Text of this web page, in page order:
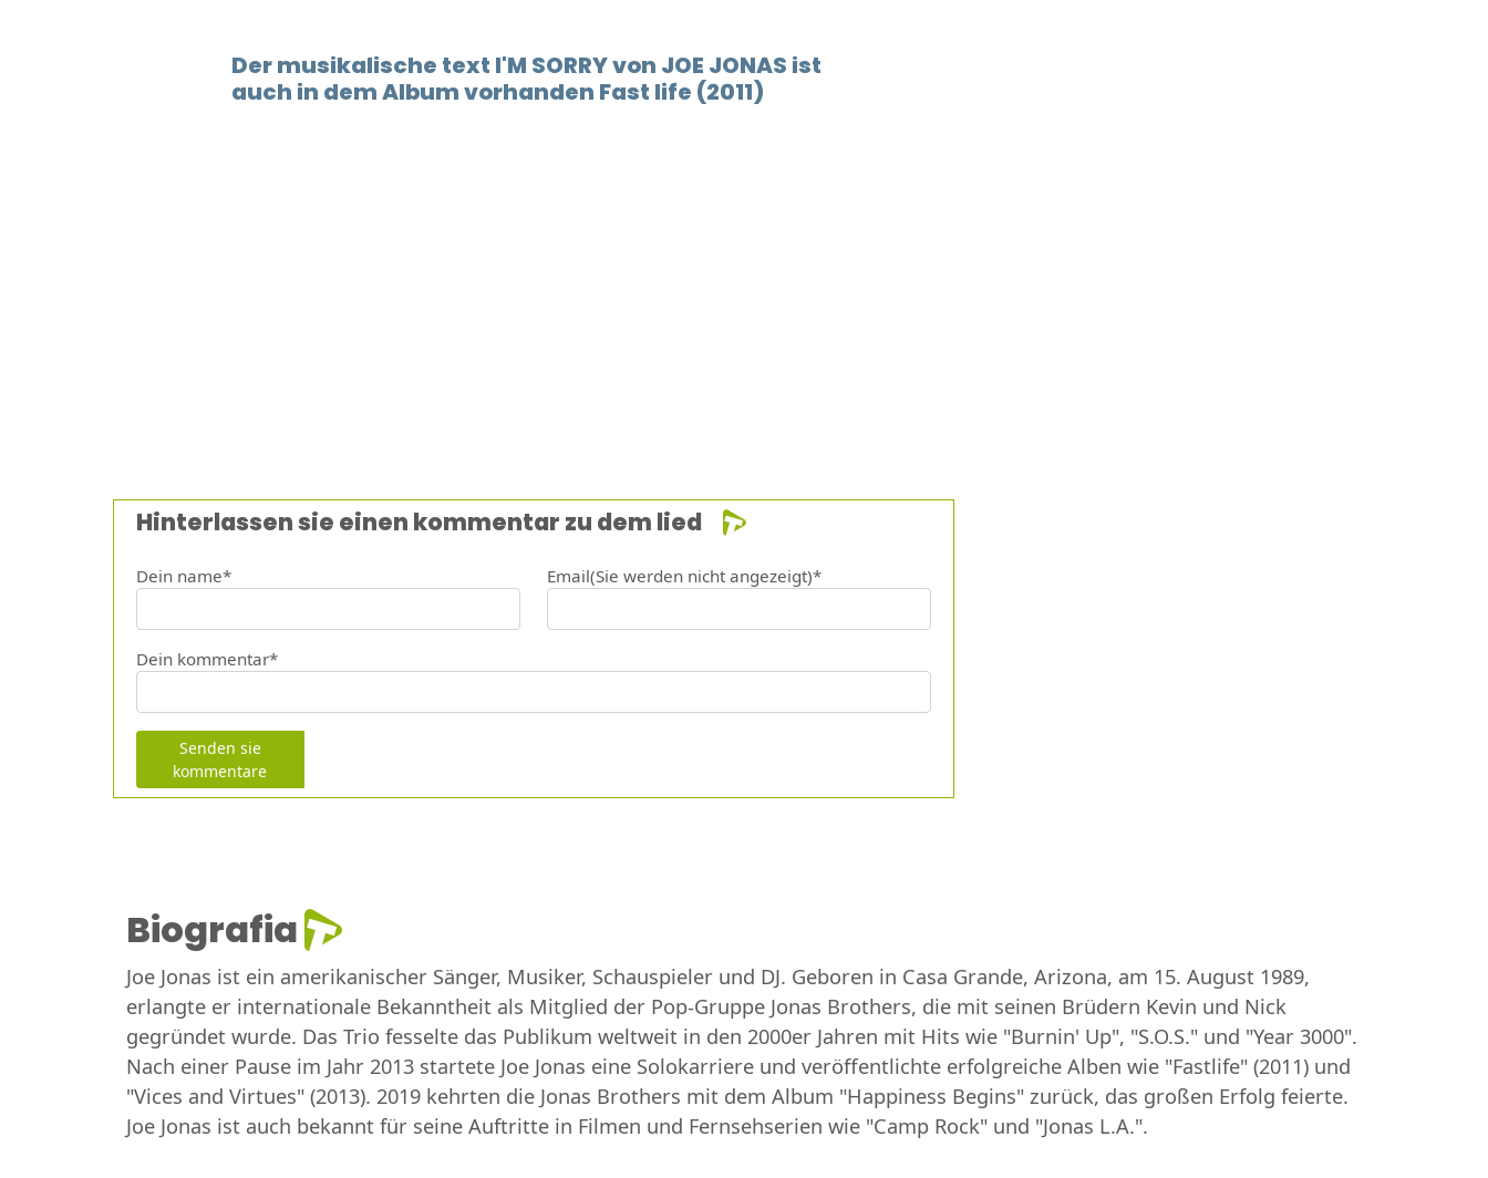
Der musikalische text I'M SORRY von JOE JONAS ist
auch in dem Album vorhanden Fast life (2011)
Hinterlassen sie einen kommentar zu dem lied
Dein name* Email(Sie werden nicht angezeigt)*
Dein kommentar*
Senden sie
kommentare
Biografia
Joe Jonas ist ein amerikanischer Sänger, Musiker, Schauspieler und DJ. Geboren in Casa Grande, Arizona, am 15. August 1989,
erlangte er internationale Bekanntheit als Mitglied der Pop-Gruppe Jonas Brothers, die mit seinen Brüdern Kevin und Nick
gegründet wurde. Das Trio fesselte das Publikum weltweit in den 2000er Jahren mit Hits wie "Burnin' Up", "S.O.S." und "Year 3000".
Nach einer Pause im Jahr 2013 startete Joe Jonas eine Solokarriere und veröffentlichte erfolgreiche Alben wie "Fastlife" (2011) und
"Vices and Virtues" (2013). 2019 kehrten die Jonas Brothers mit dem Album "Happiness Begins" zurück, das großen Erfolg feierte.
Joe Jonas ist auch bekannt für seine Auftritte in Filmen und Fernsehserien wie "Camp Rock" und "Jonas L.A.".